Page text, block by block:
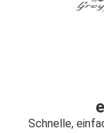
Schnelle,